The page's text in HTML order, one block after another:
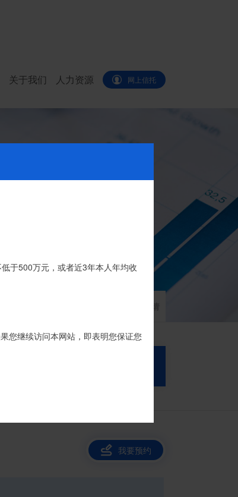
关于我们 人力资源 网上信托
我要预约
用账户。投资者认购我司信托产品
于500万元，或者近3年本人年均收
您继续访问本网站，即表明您保证您